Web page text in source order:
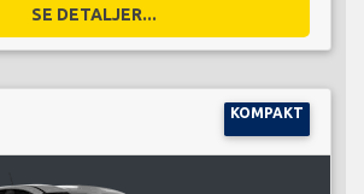
SE DETALJER...
KOMPAKT